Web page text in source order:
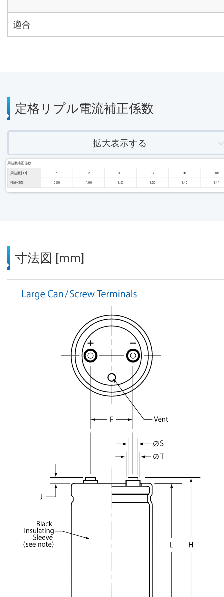
適合
定格リプル電流補正係数
拡大表示する
周波数補正係数
周波数 [Hz] 50 120 300 1k 3k 10k
補正係数 0.80 1.00 1.20 1.30 1.40 1.41
寸法図 [mm]